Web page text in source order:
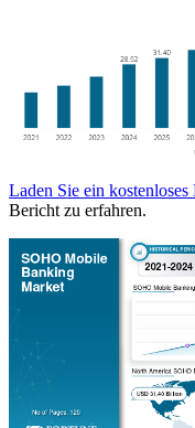
Laden Sie ein kostenloses
Bericht zu erfahren.